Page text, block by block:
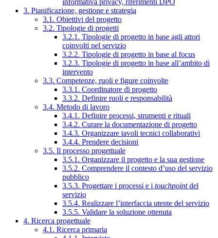
informativa privacy, riferimenti DPO
3. Pianificazione, gestione e strategia
3.1. Obiettivi del progetto
3.2. Tipologie di progetti
3.2.1. Tipologie di progetto in base agli attori
coinvolti nel servizio
3.2.2. Tipologie di progetto in base al focus
3.2.3. Tipologie di progetto in base all’ambito di
intervento
3.3. Competenze, ruoli e figure coinvolte
3.3.1. Coordinatore di progetto
3.3.2. Definire ruoli e responsabilità
3.4. Metodo di lavoro
3.4.1. Definire processi, strumenti e rituali
3.4.2. Curare la documentazione di progetto
3.4.3. Organizzare tavoli tecnici collaborativi
3.4.4. Prendere decisioni
3.5. Il processo progettuale
3.5.1. Organizzare il progetto e la sua gestione
3.5.2. Comprendere il contesto d’uso del servizio
pubblico
3.5.3. Progettare i processi e i touchpointdel
servizio
3.5.4. Realizzare l’interfaccia utente del servizio
3.5.5. Validare la soluzione ottenuta
4. Ricerca progettuale
4.1. Ricerca primaria